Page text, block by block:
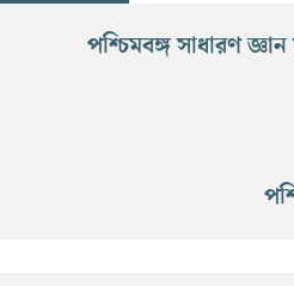
পশ্চিমবঙ্গ সাধারণ